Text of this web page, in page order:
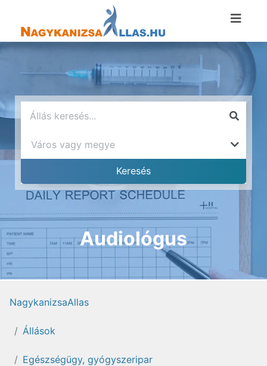
Audiológus
NagykanizsaAllas
Állások
Egészségügy, gyógyszeripar